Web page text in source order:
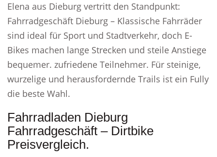
Elena aus Dieburg vertritt den Standpunkt:
Fahrradgeschäft Dieburg – Klassische Fahrräder
sind ideal für Sport und Stadtverkehr, doch E-
Bikes machen lange Strecken und steile Anstiege
bequemer. zufriedene Teilnehmer. Für steinige,
wurzelige und herausfordernde Trails ist ein Fully
die beste Wahl.
Fahrradladen Dieburg
Fahrradgeschäft – Dirtbike
Preisvergleich.